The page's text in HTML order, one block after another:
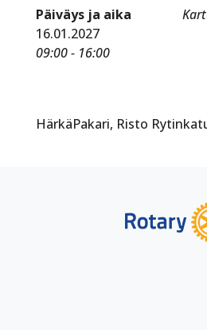
Päiväys ja aika
16.01.2027
09:00 - 16:00
HärkäPakari, Risto